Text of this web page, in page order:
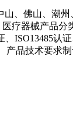
、佛山、潮
医疗器械产品分
ISO13485认
产品技术要求